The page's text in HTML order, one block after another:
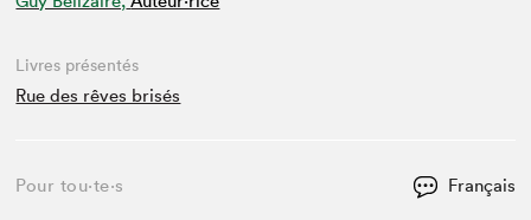
Livres présentés
Rue des rêves brisés
Pour tou⋅te⋅s Français